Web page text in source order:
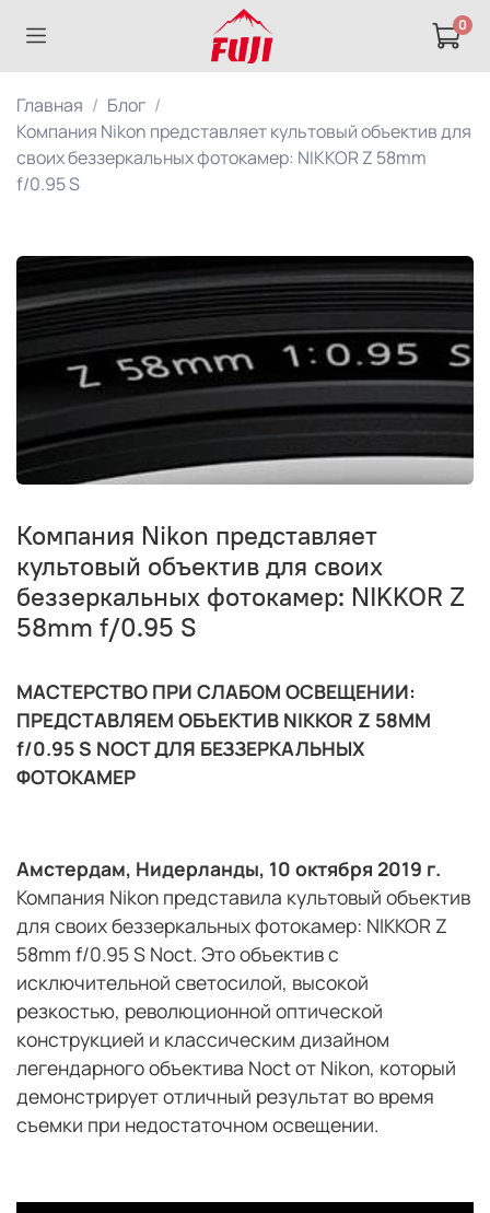
0
Главная
Блог
Компания Nikon представляет культовый объектив для
своих беззеркальных фотокамер: NIKKOR Z 58mm
f/0.95 S
Компания Nikon представляет
культовый объектив для своих
беззеркальных фотокамер: NIKKOR Z
58mm f/0.95 S
МАСТЕРСТВО ПРИ СЛАБОМ ОСВЕЩЕНИИ:
ПРЕДСТАВЛЯЕМ ОБЪЕКТИВ NIKKOR Z 58MM
f/0.95S NOCTДЛЯ БЕЗЗЕРКАЛЬНЫХ
ФОТОКАМЕР
Амстердам, Нидерланды, 10 октября 2019 г.
Компания Nikon представила культовый объектив
для своих беззеркальных фотокамер: NIKKOR Z
58mm f/0.95 S Noct. Это объектив с
исключительной светосилой, высокой
резкостью, революционной оптической
конструкцией и классическим дизайном
легендарного объектива Noct от Nikon, который
демонстрирует отличный результат во время
съемки при недостаточном освещении.